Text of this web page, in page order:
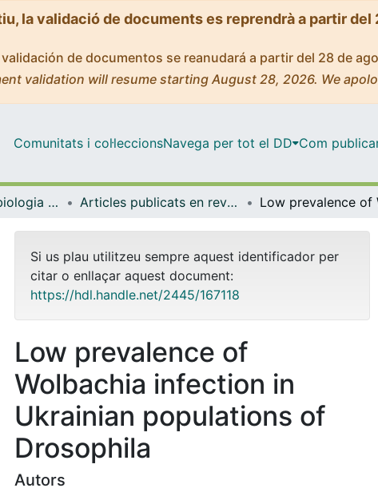
la validació de documents es reprendrà a partir
de documentos se reanudará a partir del 28 de
validation will resume starting August 28, 2026. We
Comunitats i col·leccionsNavega per tot el DD Com
Genètica, Microbiologia i Estadística Articles publicats en revistes (Genètica, Microbiologia i Estadística)
Si us plau utilitzeu sempre aquest identificador per
citar o enllaçar aquest document:
https://hdl.handle.net/2445/167118
Low prevalence of
Wolbachia infection in
Ukrainian populations of
Drosophila
Autors